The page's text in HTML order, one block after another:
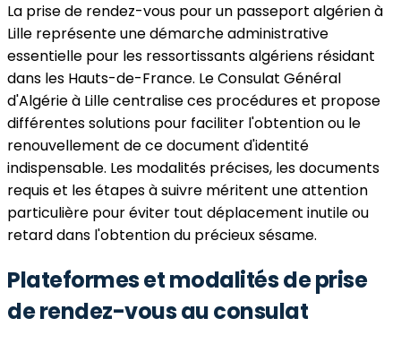
La prise de rendez-vous pour un passeport algérien à
Lille représente une démarche administrative
essentielle pour les ressortissants algériens résidant
dans les Hauts-de-France. Le Consulat Général
d'Algérie à Lille centralise ces procédures et propose
différentes solutions pour faciliter l'obtention ou le
renouvellement de ce document d'identité
indispensable. Les modalités précises, les documents
requis et les étapes à suivre méritent une attention
particulière pour éviter tout déplacement inutile ou
retard dans l'obtention du précieux sésame.
Plateformes et modalités de prise
de rendez-vous au consulat